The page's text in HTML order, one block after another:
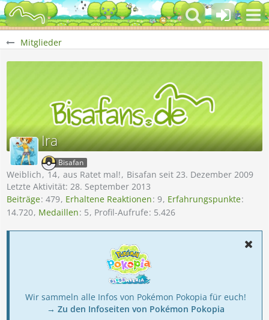
Mitglieder
Ira
Bisafan
Weiblich 14 aus Ratet mal!
Bisafan seit 23. Dezember 2009
Letzte Aktivität: 28. September 2013
Beiträge 479 Erhaltene Reaktionen 9 Erfahrungspunkte
14.720 Medaillen 5 Profil-Aufrufe 5.426
Wir sammeln alle Infos von Pokémon Pokopia für euch!
→ Zu den Infoseiten von Pokémon Pokopia